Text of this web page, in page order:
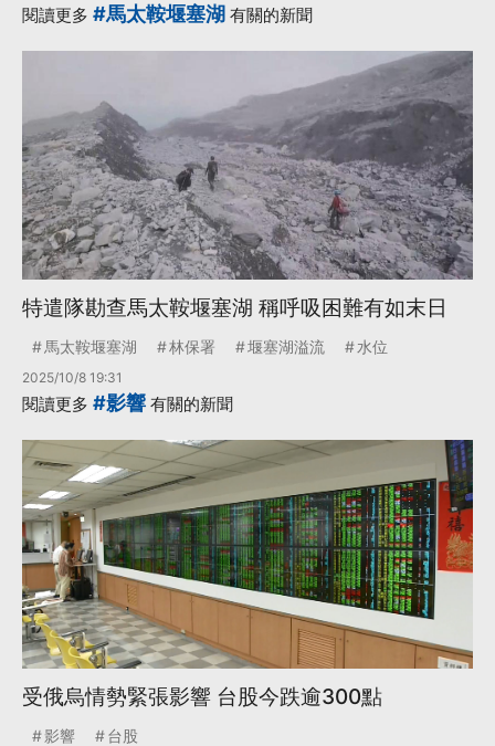
閱讀更多 #馬太鞍堰塞湖 有關的新聞
特遣隊勘查馬太鞍堰塞湖 稱呼吸困難有如末日
馬太鞍堰塞湖 林保署 堰塞湖溢流 水位
2025/10/8 19:31
閱讀更多 #影響 有關的新聞
受俄烏情勢緊張影響 台股今跌逾300點
影響 台股